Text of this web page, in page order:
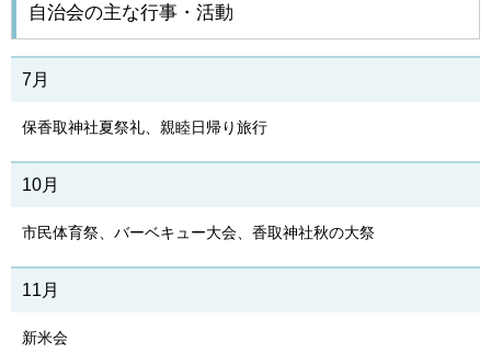
自治会の主な行事・活動
7月
保香取神社夏祭礼、親睦日帰り旅行
10月
市民体育祭、バーベキュー大会、香取神社秋の大祭
11月
新米会